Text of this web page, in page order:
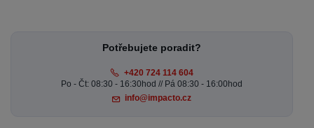
Potřebujete poradit?
+420 724 114 604
Po - Čt: 08:30 - 16:30hod // Pá 08:30 - 16:00hod
info@impacto.cz